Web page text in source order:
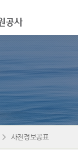
사전정보공표